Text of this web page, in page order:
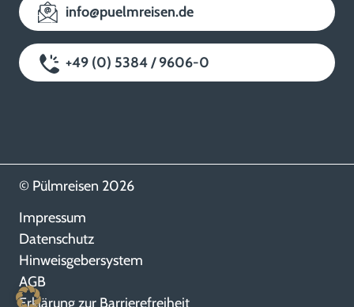
info@puelmreisen.de
+49 (0) 5384 / 9606-0
© Pülmreisen 2026
Impressum
Datenschutz
Hinweisgebersystem
AGB
Erklärung zur Barrierefreiheit